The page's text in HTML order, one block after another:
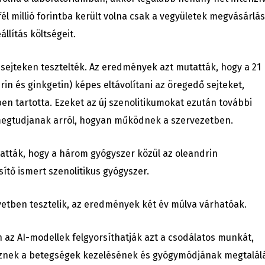
millió forintba került volna csak a vegyületek
költségeit.
tesztelték. Az eredmények azt mutatták, hogy a 21
és ginkgetin) képes eltávolítani az öregedő sejteket,
tartotta. Ezeket az új szenolitikumokat ezután további
arról, hogyan működnek a szervezetben.
hogy a három gyógyszer közül az oleandrin
ismert szenolitikus gyógyszer.
tesztelik, az eredmények két év múlva várhatóak.
AI-modellek felgyorsíthatják azt a csodálatos munkát,
a betegségek kezelésének és gyógymódjának